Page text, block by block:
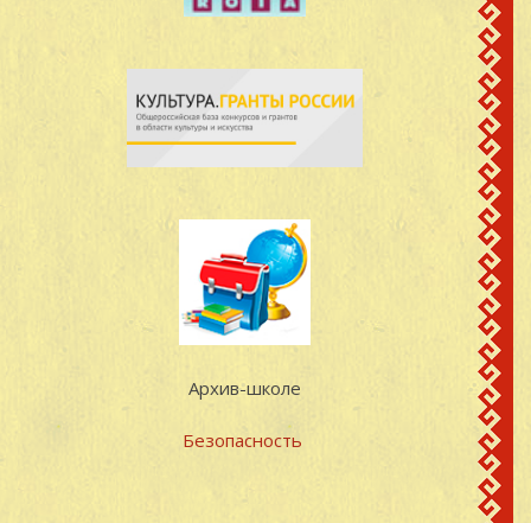
Архив-школе
Безопасность